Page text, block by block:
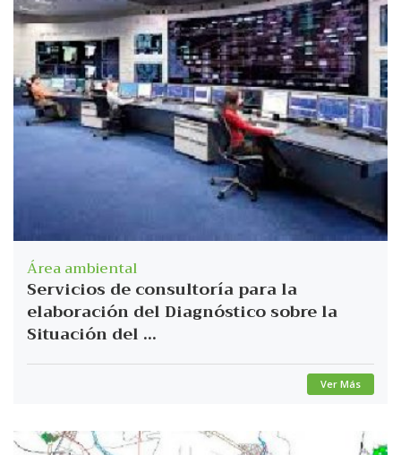
Área ambiental
Servicios de consultoría para la
elaboración del Diagnóstico sobre la
Situación del ...
Ver Más